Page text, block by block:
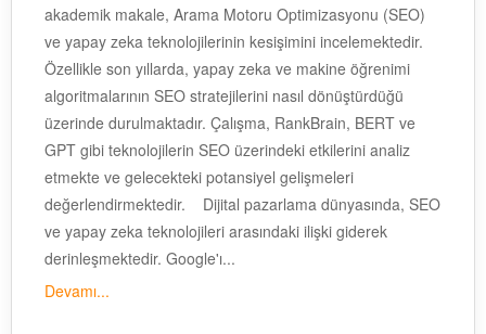
akademik makale, Arama Motoru Optimizasyonu (SEO)
ve yapay zeka teknolojilerinin kesişimini incelemektedir.
Özellikle son yıllarda, yapay zeka ve makine öğrenimi
algoritmalarının SEO stratejilerini nasıl dönüştürdüğü
üzerinde durulmaktadır. Çalışma, RankBrain, BERT ve
GPT gibi teknolojilerin SEO üzerindeki etkilerini analiz
etmekte ve gelecekteki potansiyel gelişmeleri
değerlendirmektedir. Dijital pazarlama dünyasında, SEO
ve yapay zeka teknolojileri arasındaki ilişki giderek
derinleşmektedir. Google'ı...
Devamı...